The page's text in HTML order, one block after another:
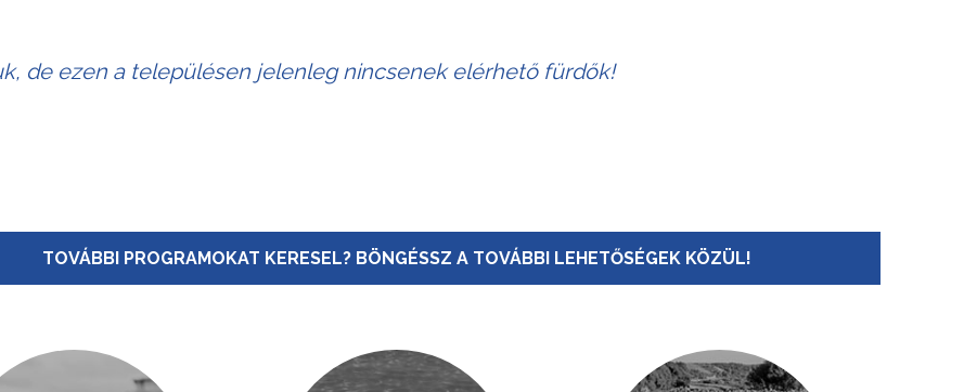
de ezen a településen jelenleg nincsenek elérhető fürdők!
TOVÁBBI PROGRAMOKAT KERESEL? BÖNGÉSSZ A TOVÁBBI LEHETŐSÉGEK KÖZÜL!